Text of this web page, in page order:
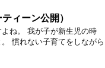
ィーン公開）
ね。 我が子が新生児の時
慣れない子育てをしながら